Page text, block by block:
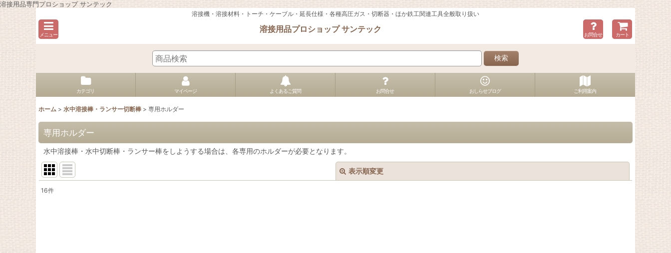
溶接用品専門プロショップ サンテック
溶接機・溶接材料・トーチ・ケーブル・延長仕様・各種高圧ガス・切断器・ほか鉄工関連工具全般取り扱い
メニュー
溶接用品プロショップ サンテック
お問合せ カート
検索
カテゴリ マイページ よくあるご質問 お問合せ おしらせブログ ご利用案内
ホーム > 水中溶接棒・ランサー切断棒 > 専用ホルダー
専用ホルダー
水中溶接棒・水中切断棒・ランサー棒をしようする場合は、各専用のホルダーが必要となります。
表示順変更
16件